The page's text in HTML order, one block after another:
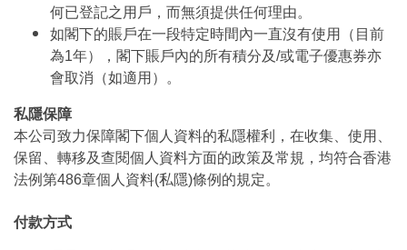
何已登記之用戶，而無須提供任何理由。
如閣下的賬戶在一段特定時間內一直沒有使用（目前
為1年），閣下賬戶內的所有積分及/或電子優惠券亦
會取消（如適用）。
私隱保障
本公司致力保障閣下個人資料的私隱權利，在收集、使用、
保留、轉移及查閱個人資料方面的政策及常規，均符合香港
法例第486章個人資料(私隱)條例的規定。
付款方式